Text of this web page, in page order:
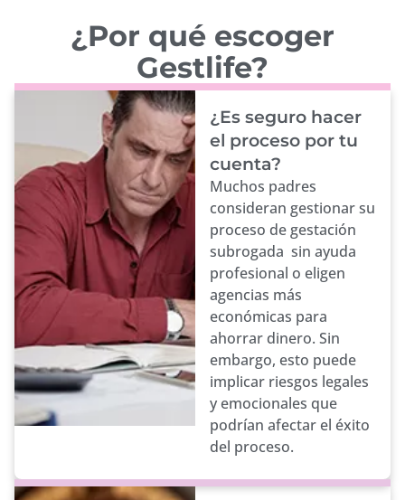
¿Por qué escoger
Gestlife?
¿Es seguro hacer
el proceso por tu
cuenta?
Muchos padres
consideran gestionar su
proceso de gestación
subrogada sin ayuda
profesional o eligen
agencias más
económicas para
ahorrar dinero. Sin
embargo, esto puede
implicar riesgos legales
y emocionales que
podrían afectar el éxito
del proceso.